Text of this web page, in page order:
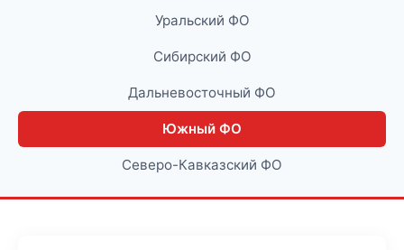
Уральский ФО
Сибирский ФО
Дальневосточный ФО
Южный ФО
Северо-Кавказский ФО